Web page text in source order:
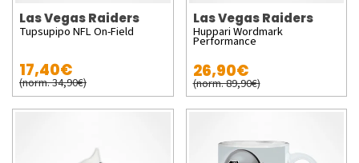
Las Vegas Raiders
Tupsupipo NFL On-Field
17,40€
(norm. 34,90€)
Las Vegas Raiders
Huppari Wordmark
Performance
26,90€
(norm. 89,90€)